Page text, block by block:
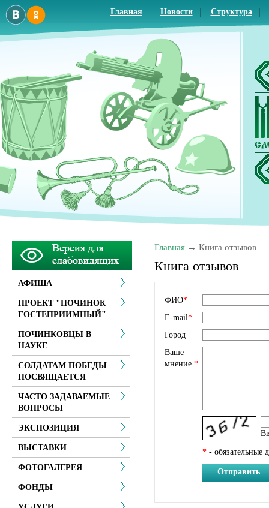
Главная Новости Структура
Главная Книга отзывов
Книга отзывов
ФИО*
E-mail*
Город
Ваше
мнение *
* - обязательные
Отправить
АФИША
ПРОЕКТ "ПОЧИНОК
ГОСТЕПРИИМНЫЙ"
ПОЧИНКОВЦЫ В
НАУКЕ
СОЛДАТАМ ПОБЕДЫ
ПОСВЯЩАЕТСЯ
ЧАСТО ЗАДАВАЕМЫЕ
ВОПРОСЫ
ЭКСПОЗИЦИЯ
ВЫСТАВКИ
ФОТОГАЛЕРЕЯ
ФОНДЫ